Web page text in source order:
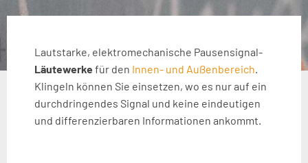
Lautstarke, elektromechanische Pausensignal-
Läutewerkefür den Innen- und Außenbereich.
Klingeln können Sie einsetzen, wo es nur auf ein
durchdringendes Signal und keine eindeutigen
und differenzierbaren Informationen ankommt.